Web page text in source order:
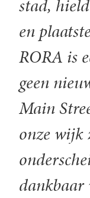
stad,
en
RORA is
geen
Main
onze wijk
dankbaar